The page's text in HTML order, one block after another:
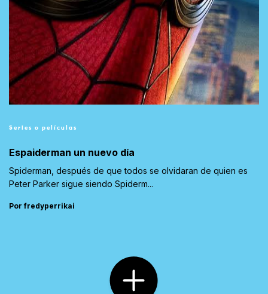
Series o películas
Espaiderman un nuevo día
Spiderman, después de que todos se olvidaran de quien es
Peter Parker sigue siendo Spiderm...
Por fredyperrikai